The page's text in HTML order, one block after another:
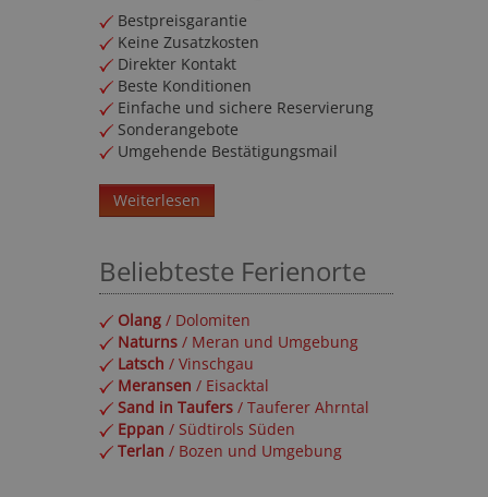
Bestpreisgarantie
Keine Zusatzkosten
Direkter Kontakt
Beste Konditionen
Einfache und sichere Reservierung
Sonderangebote
Umgehende Bestätigungsmail
Weiterlesen
Beliebteste Ferienorte
Olang / Dolomiten
Naturns / Meran und Umgebung
Latsch / Vinschgau
Meransen / Eisacktal
Sand in Taufers / Tauferer Ahrntal
Eppan / Südtirols Süden
Terlan / Bozen und Umgebung